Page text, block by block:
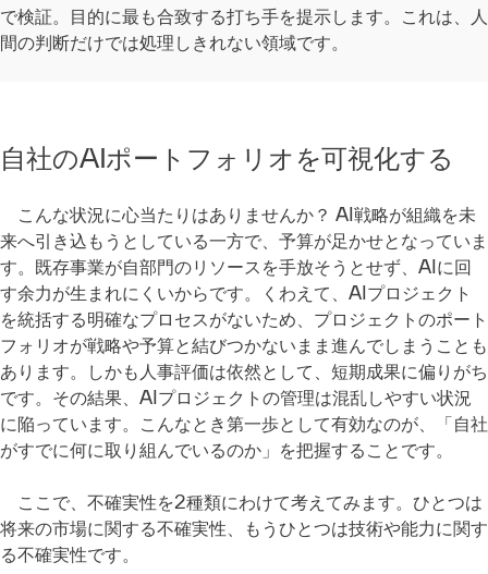
で検証。目的に最も合致する打ち手を提示します。これは、人
間の判断だけでは処理しきれない領域です。
自社のAIポートフォリオを可視化する
こんな状況に心当たりはありませんか？ AI戦略が組織を未
来へ引き込もうとしている一方で、予算が足かせとなっていま
す。既存事業が自部門のリソースを手放そうとせず、AIに回
す余力が生まれにくいからです。くわえて、AIプロジェクト
を統括する明確なプロセスがないため、プロジェクトのポート
フォリオが戦略や予算と結びつかないまま進んでしまうことも
あります。しかも人事評価は依然として、短期成果に偏りがち
です。その結果、AIプロジェクトの管理は混乱しやすい状況
に陥っています。こんなとき第一歩として有効なのが、「自社
がすでに何に取り組んでいるのか」を把握することです。
ここで、不確実性を2種類にわけて考えてみます。ひとつは
将来の市場に関する不確実性、もうひとつは技術や能力に関す
る不確実性です。